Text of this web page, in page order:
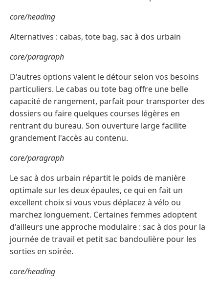
core/heading
Alternatives : cabas, tote bag, sac à dos urbain
core/paragraph
D'autres options valent le détour selon vos besoins
particuliers. Le cabas ou tote bag offre une belle
capacité de rangement, parfait pour transporter des
dossiers ou faire quelques courses légères en
rentrant du bureau. Son ouverture large facilite
grandement l'accès au contenu.
core/paragraph
Le sac à dos urbain répartit le poids de manière
optimale sur les deux épaules, ce qui en fait un
excellent choix si vous vous déplacez à vélo ou
marchez longuement. Certaines femmes adoptent
d'ailleurs une approche modulaire : sac à dos pour la
journée de travail et petit sac bandoulière pour les
sorties en soirée.
core/heading